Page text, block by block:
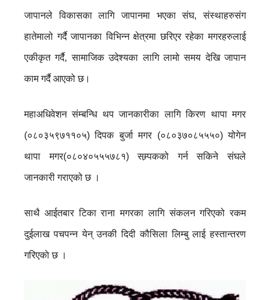
जापानले विकासका लागि जापानमा भएका संघ, संस्थाहरुसंग
हातेमालो गर्दै जापानका विभिन्न क्षेत्रमा छरिएर रहेका मगरहरुलाई
एकीकृत गर्दै, सामाजिक उदेश्यका लागि लामो समय देखि जापान
काम गर्दै आएको छ।
महाअधिवेशन संम्बन्धि थप जानकारीका लागि किरण थापा मगर
(०८०३५९७११०५) दिपक बुर्जा मगर (०८०३७०८५५५०) योगेन
थापा मगर(०८०४०५५५७८१) सम्र्पकको गर्न सकिने संघले
जानकारी गराएको छ ।
साथै आईतबार टिका राना मगरका लागि संकलन गरिएको रकम
दुईलाख पचपन्न येन् उनकी दिदी कौसिला लिम्बु लाई हस्तान्तरण
गरिएकाे छ ।